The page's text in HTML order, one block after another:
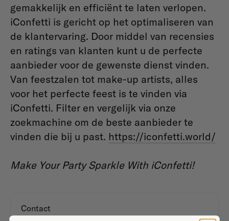
gemakkelijk en efficiënt te laten verlopen.
iConfetti is gericht op het optimaliseren van
de klantervaring. Door middel van recensies
en ratings van klanten kunt u de perfecte
aanbieder voor de gewenste dienst vinden.
Van feestzalen tot make-up artists, alles
voor het perfecte feest is te vinden via
iConfetti. Filter en vergelijk via onze
zoekmachine om de beste aanbieder te
vinden die bij u past. https://iconfetti.world/
Make Your Party Sparkle With iConfetti!
Contact